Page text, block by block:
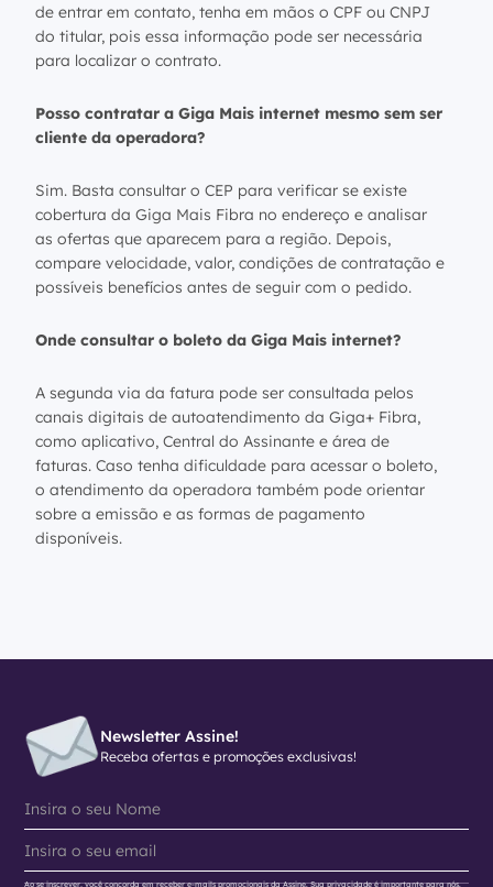
de entrar em contato, tenha em mãos o CPF ou CNPJ
do titular, pois essa informação pode ser necessária
para localizar o contrato.
Posso contratar a Giga Mais internet mesmo sem ser
cliente da operadora?
Sim. Basta consultar o CEP para verificar se existe
cobertura da Giga Mais Fibra no endereço e analisar
as ofertas que aparecem para a região. Depois,
compare velocidade, valor, condições de contratação e
possíveis benefícios antes de seguir com o pedido.
Onde consultar o boleto da Giga Mais internet?
A segunda via da fatura pode ser consultada pelos
canais digitais de autoatendimento da Giga+ Fibra,
como aplicativo, Central do Assinante e área de
faturas. Caso tenha dificuldade para acessar o boleto,
o atendimento da operadora também pode orientar
sobre a emissão e as formas de pagamento
disponíveis.
Newsletter Assine!
Receba ofertas e promoções exclusivas!
Ao se inscrever, você concorda em receber e-mails promocionais da Assine. Sua privacidade é importante para nós.